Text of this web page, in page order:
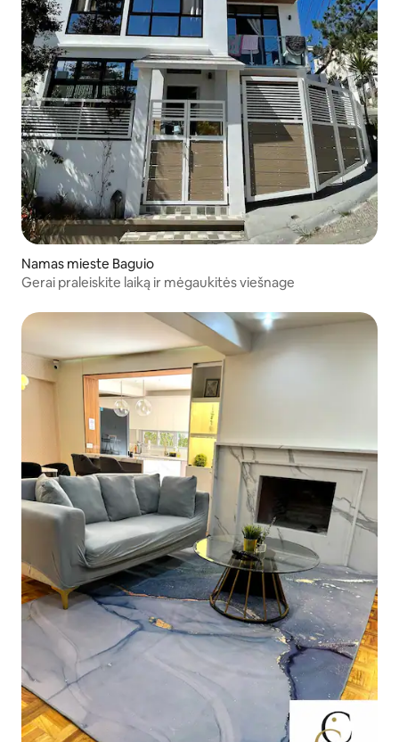
Namas mieste Baguio
Gerai praleiskite laiką ir mėgaukitės viešnage